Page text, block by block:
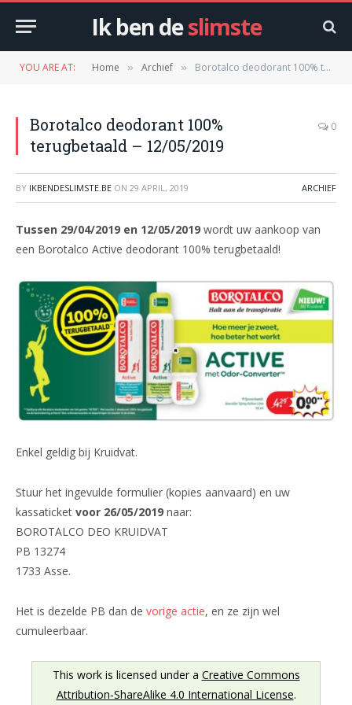
Ik ben deslimste
YOU ARE AT: Home » Archief » Borotalco deodorant 100% terugbetaald – 12/05/2019
Borotalco deodorant 100%
terugbetaald – 12/05/2019
0
BY IKBENDESLIMSTE.BE ON 29 APRIL, 2019 ARCHIEF
Tussen 29/04/2019 en 12/05/2019 wordt uw aankoop van
een Borotalco Active deodorant 100% terugbetaald!
Enkel geldig bij Kruidvat.
Stuur het ingevulde formulier (kopies aanvaard) en uw
kassaticket voor 26/05/2019 naar:
BOROTALCO DEO KRUIDVAT
PB 13274
1733 Asse.
Het is dezelde PB dan de vorige actie, en ze zijn wel
cumuleerbaar.
This work is licensed under a Creative Commons
Attribution-ShareAlike 4.0 International License.